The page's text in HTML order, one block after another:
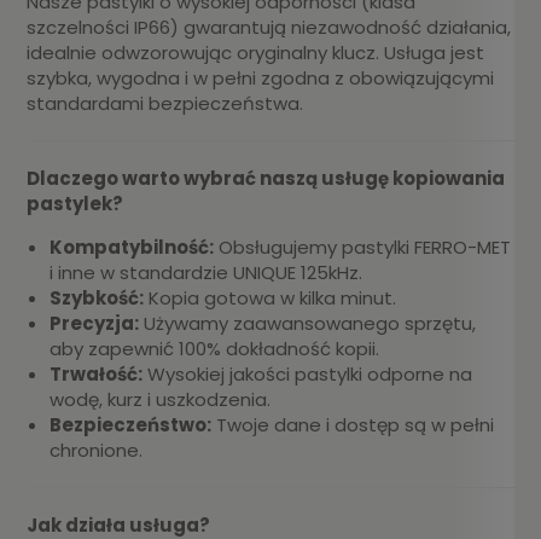
szczelności IP66) gwarantują niezawodność działania,
idealnie odwzorowując oryginalny klucz. Usługa jest
szybka, wygodna i w pełni zgodna z obowiązującymi
standardami bezpieczeństwa.
Dlaczego warto wybrać naszą usługę kopiowania
pastylek?
Kompatybilność: Obsługujemy pastylki FERRO-MET
i inne w standardzie UNIQUE 125kHz.
Szybkość: Kopia gotowa w kilka minut.
Precyzja: Używamy zaawansowanego sprzętu,
aby zapewnić 100% dokładność kopii.
Trwałość:Wysokiej jakości pastylki odporne na
wodę, kurz i uszkodzenia.
Bezpieczeństwo: Twoje dane i dostęp są w pełni
chronione.
Jak działa usługa?